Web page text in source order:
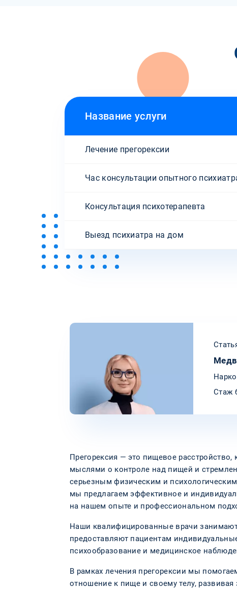
Название услуги
Лечение прегорексии
Час консультации опытного
Консультация психотерапевта
Выезд психиатра на дом
Стаж
Прегорексия — это пищевое расстройство,
мыслями о контроле над пищей и
серьезным физическим и
мы предлагаем эффективное и
на нашем опыте и профессиональном
Наши квалифицированные врачи
предоставляют пациентам
психообразование и медицинское
В рамках лечения прегорексии мы
отношение к пище и своему телу,